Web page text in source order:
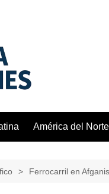
América del Norte
Ferrocarril en